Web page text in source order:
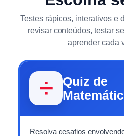
Testes rápidos, interativos e
revisar conteúdos, testar
aprender cada
➗
Quiz de
Resolva desafios